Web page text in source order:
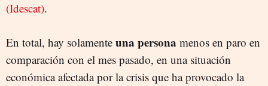
(Idescat).
En total, hay solamente una persona menos en paro en
comparación con el mes pasado, en una situación
económica afectada por la crisis que ha provocado la